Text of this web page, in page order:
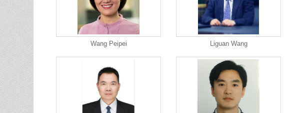
Wang Peipei Liguan Wang